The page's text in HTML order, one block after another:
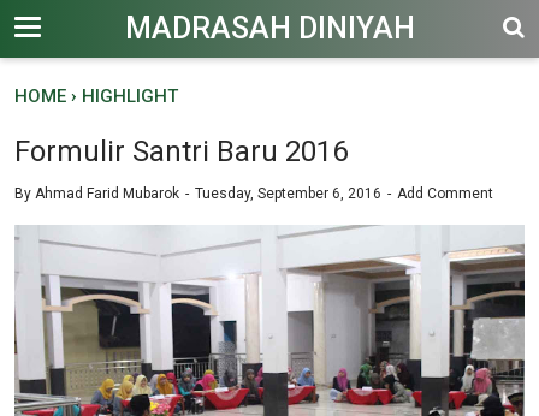
MADRASAH DINIYAH
HOME › HIGHLIGHT
Formulir Santri Baru 2016
By Ahmad Farid Mubarok Tuesday, September 6, 2016 Add Comment